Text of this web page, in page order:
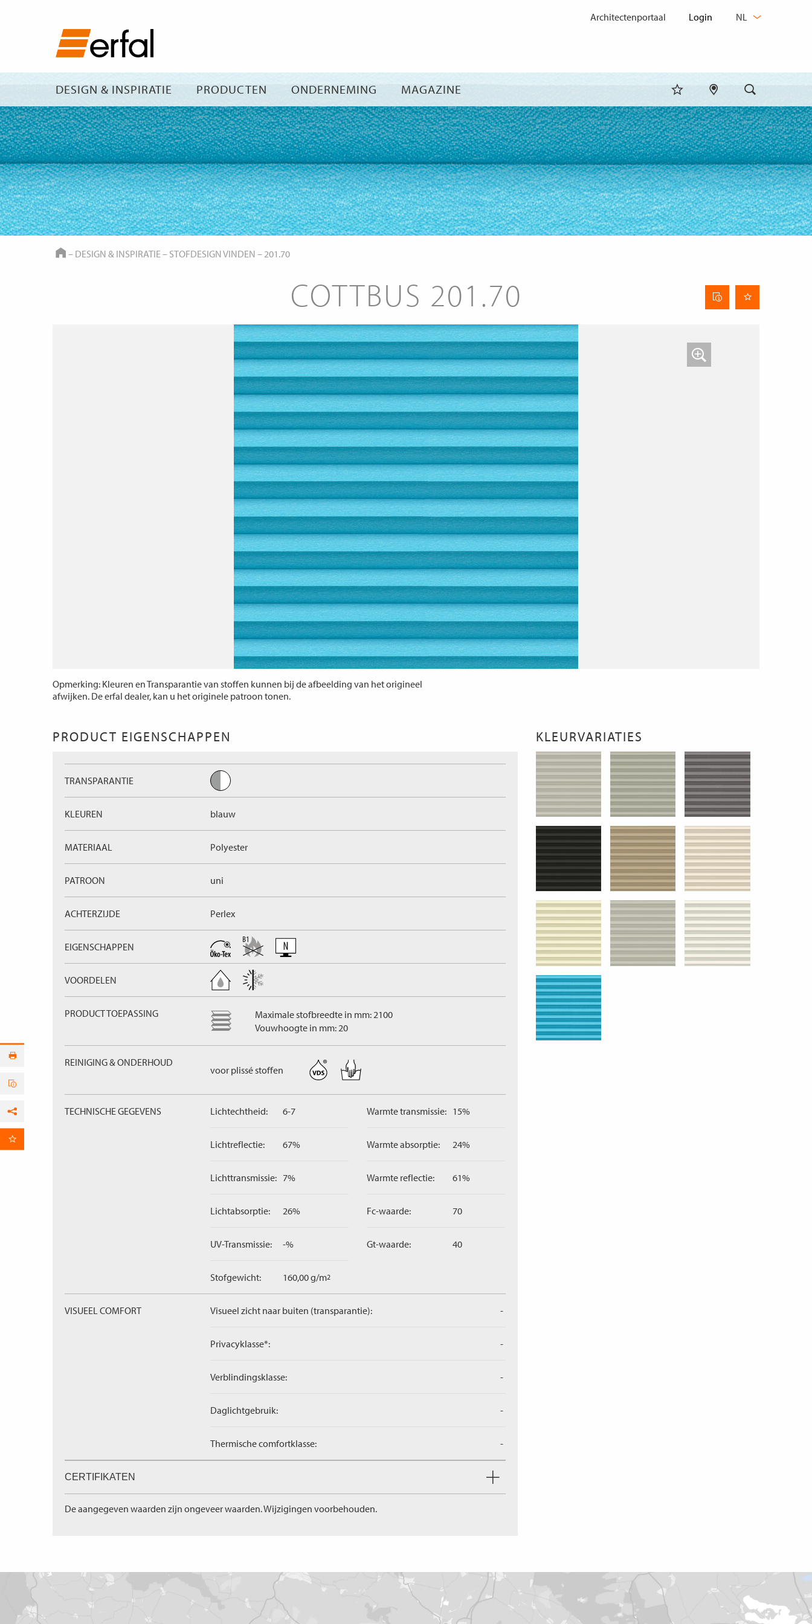
DESIGN & INSPIRATIE PRODUCTEN ONDERNEMING MAGAZINE
Architectenportaal
WIJZIGEN
NL
HOME
– DESIGN & INSPIRATIE– STOFDESIGN VINDEN –201.70
COTTBUS 201.70 Stofinformatieblad
Opmerking: Kleuren en Transparantie van stoffen kunnen bij de afbeelding van het origineel
afwijken. De erfal dealer, kan u het originele patroon tonen.
PRODUCT EIGENSCHAPPEN
TRANSPARANTIE
KLEUREN blauw
MATERIAAL Polyester
PATROON uni
ACHTERZIJDE Perlex
EIGENSCHAPPEN
VOORDELEN
PRODUCT TOEPASSING
Maximale stofbreedte in mm: 2100
Vouwhoogte in mm: 20
REINIGING & ONDERHOUD
voor plissé stoffen
TECHNISCHE GEGEVENS Lichtechtheid: 6-7
Lichtreflectie: 67%
Lichttransmissie: 7%
Lichtabsorptie: 26%
UV-Transmissie: -%
Stofgewicht: 160,00 g/m2
Warmte transmissie: 15%
Warmte absorptie: 24%
Warmte reflectie: 61%
Fc-waarde: 70
Gt-waarde: 40
VISUEEL COMFORT Visueel zicht naar buiten (transparantie): -
Privacyklasse*: -
Verblindingsklasse: -
Daglichtgebruik: -
Thermische comfortklasse: -
CERTIFIKATEN
De aangegeven waarden zijn ongeveer waarden. Wijzigingen voorbehouden.
KLEURVARIATIES